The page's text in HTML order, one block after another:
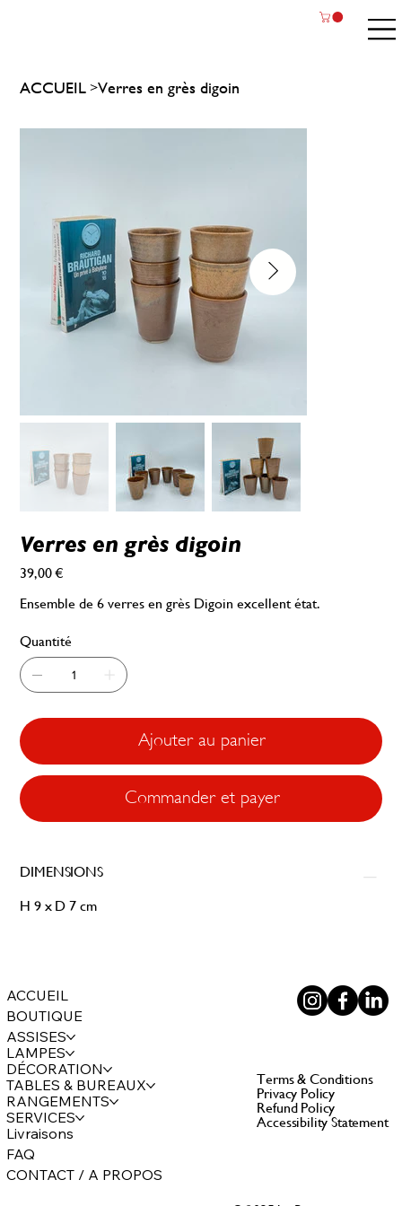
ACCUEIL >Verres en grès digoin
Verres en grès digoin
Prix
39,00 €
Ensemble de 6 verres en grès Digoin excellent état.
Quantité
Ajouter au panier
Commander et payer
DIMENSIONS
H 9 x D 7 cm
ACCUEIL
BOUTIQUE
ASSISES
LAMPES
DÉCORATION
TABLES & BUREAUX
RANGEMENTS
SERVICES
Livraisons
FAQ
CONTACT / A PROPOS
Terms & Conditions
Privacy Policy
Refund Policy
Accessibility Statement